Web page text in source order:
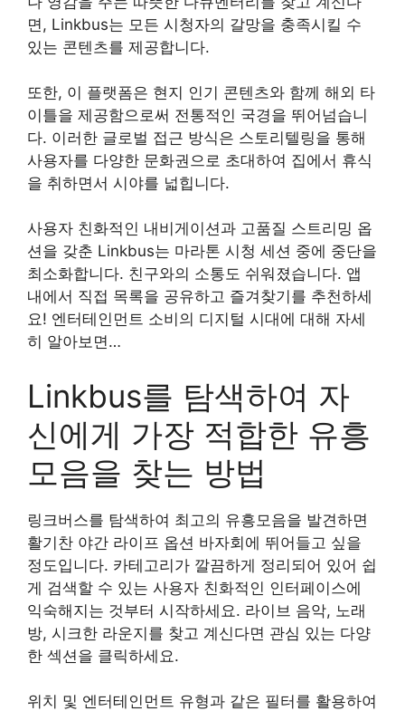
면, Linkbus는 모든 시청자의 갈망을 충족시킬 수
있는 콘텐츠를 제공합니다.
또한, 이 플랫폼은 현지 인기 콘텐츠와 함께 해외 타
이틀을 제공함으로써 전통적인 국경을 뛰어넘습니
다. 이러한 글로벌 접근 방식은 스토리텔링을 통해
사용자를 다양한 문화권으로 초대하여 집에서 휴식
을 취하면서 시야를 넓힙니다.
사용자 친화적인 내비게이션과 고품질 스트리밍 옵
션을 갖춘 Linkbus는 마라톤 시청 세션 중에 중단을
최소화합니다. 친구와의 소통도 쉬워졌습니다. 앱
내에서 직접 목록을 공유하고 즐겨찾기를 추천하세
요! 엔터테인먼트 소비의 디지털 시대에 대해 자세
히 알아보면…
Linkbus를 탐색하여 자
신에게 가장 적합한 유흥
모음을 찾는 방법
링크버스를 탐색하여 최고의 유흥모음을 발견하면
활기찬 야간 라이프 옵션 바자회에 뛰어들고 싶을
정도입니다. 카테고리가 깔끔하게 정리되어 있어 쉽
게 검색할 수 있는 사용자 친화적인 인터페이스에
익숙해지는 것부터 시작하세요. 라이브 음악, 노래
방, 시크한 라운지를 찾고 계신다면 관심 있는 다양
한 섹션을 클릭하세요.
위치 및 엔터테인먼트 유형과 같은 필터를 활용하여